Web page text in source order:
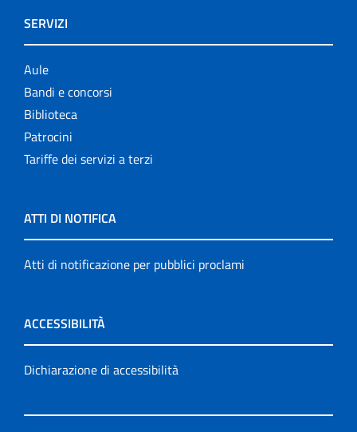
SERVIZI
Aule
Bandi e concorsi
Biblioteca
Patrocini
Tariffe dei servizi a terzi
ATTI DI NOTIFICA
Atti di notificazione per pubblici proclami
ACCESSIBILITÀ
Dichiarazione di accessibilità